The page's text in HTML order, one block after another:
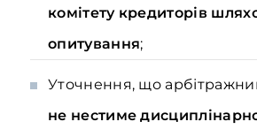
комітету кредиторів
опитування;
Уточнення, що
не нестиме